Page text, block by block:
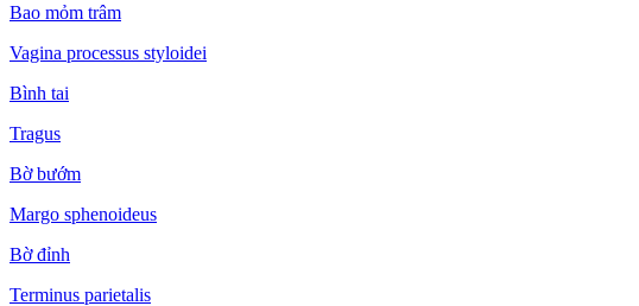
Bao mỏm trâm
Vagina processus styloidei
Bình tai
Tragus
Bờ bướm
Margo sphenoideus
Bờ đỉnh
Terminus parietalis